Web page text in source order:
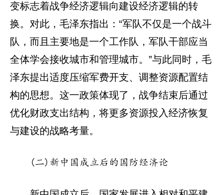
变标志着战争经济逻辑向建设经济逻辑的转
换。对此，毛泽东指出：“军队不仅是一个战斗
队，而且主要地是一个工作队，军队干部应当
全体学会接收城市和管理城市。”与此同时，毛
泽东提出适度压缩军费开支、调整资源配置结
构的思想。这一政策体现了，战争结束后通过
优化财政支出结构，将更多资源投入经济恢复
与建设的战略考量。
(二)新中国成立后的国防经济论